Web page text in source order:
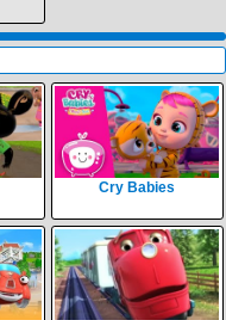
Cry Babies